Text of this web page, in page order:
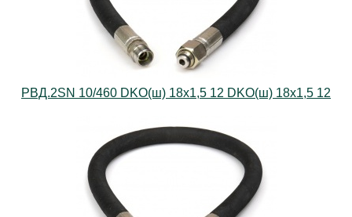
РВД.2SN 10/460 DKO(ш) 18х1,5 12 DKO(ш) 18х1,5 12